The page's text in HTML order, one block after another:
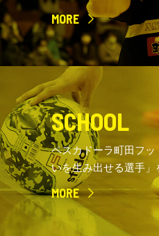
MORE
SCHOOL
ペスカドーラ町田フ
いを生み出せる選手」
MORE